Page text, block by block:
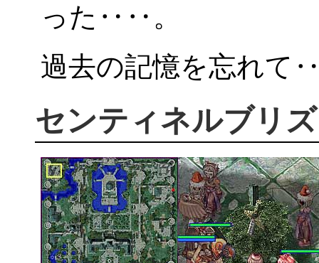
った‥‥。
過去の記憶を忘れ
センティネルブリズ